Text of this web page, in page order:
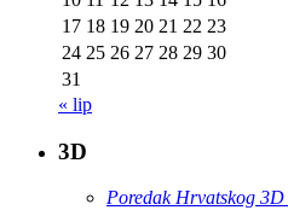
17 18 19 20 21 22 23
24 25 26 27 28 29 30
31
« lip
3D
Poredak Hrvatskog